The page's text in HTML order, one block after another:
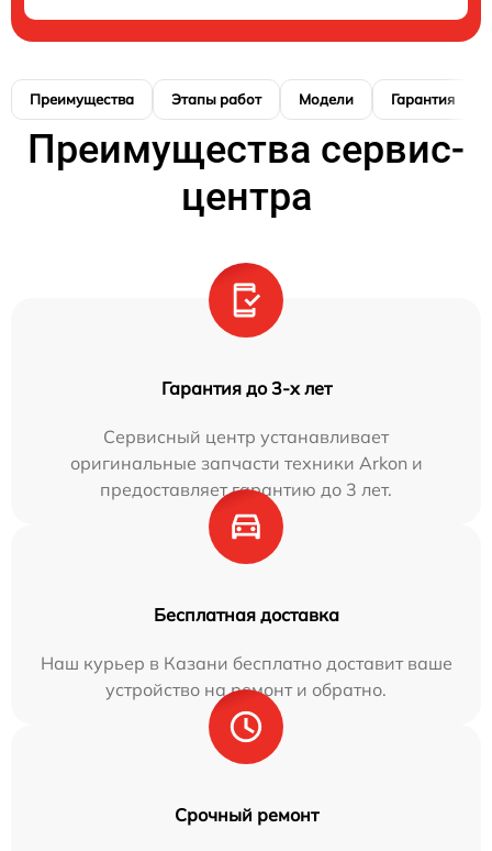
Преимущества Этапы работ Модели Гарантия
Преимущества сервис-
центра
Гарантия до 3-х лет
Сервисный центр устанавливает
оригинальные запчасти техники Arkon и
предоставляет гарантию до 3 лет.
Бесплатная доставка
Наш курьер в Казани бесплатно доставит ваше
устройство на ремонт и обратно.
Срочный ремонт